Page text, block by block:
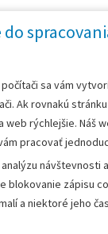
sa vám
Ak rovnakú stránku
web rýchlejšie. Náš
pracovať
návštevnosti a
blokovanie zápisu
a niektoré jeho